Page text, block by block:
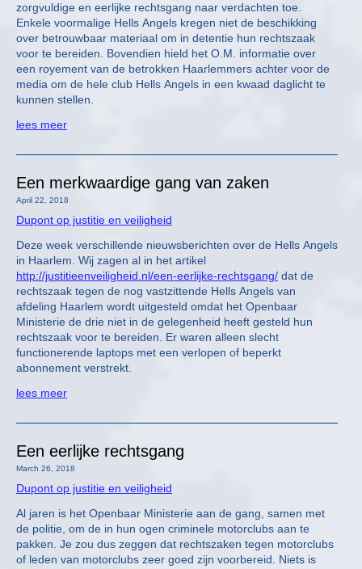
zorgvuldige en eerlijke rechtsgang naar verdachten toe.
Enkele voormalige Hells Angels kregen niet de beschikking
over betrouwbaar materiaal om in detentie hun rechtszaak
voor te bereiden. Bovendien hield het O.M. informatie over
een royement van de betrokken Haarlemmers achter voor de
media om de hele club Hells Angels in een kwaad daglicht te
kunnen stellen.
lees meer
Een merkwaardige gang van zaken
April 22, 2018
Dupont op justitie en veiligheid
Deze week verschillende nieuwsberichten over de Hells Angels
in Haarlem. Wij zagen al in het artikel
http://justitieenveiligheid.nl/een-eerlijke-rechtsgang/ dat de
rechtszaak tegen de nog vastzittende Hells Angels van
afdeling Haarlem wordt uitgesteld omdat het Openbaar
Ministerie de drie niet in de gelegenheid heeft gesteld hun
rechtszaak voor te bereiden. Er waren alleen slecht
functionerende laptops met een verlopen of beperkt
abonnement verstrekt.
lees meer
Een eerlijke rechtsgang
March 26, 2018
Dupont op justitie en veiligheid
Al jaren is het Openbaar Ministerie aan de gang, samen met
de politie, om de in hun ogen criminele motorclubs aan te
pakken. Je zou dus zeggen dat rechtszaken tegen motorclubs
of leden van motorclubs zeer goed zijn voorbereid. Niets is